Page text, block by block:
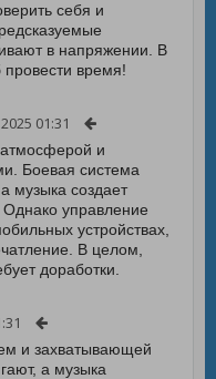
себя и
в напряжении. В
время!
01:31
атмосферой и
Боевая система
музыка создает
управление
устройствах,
В целом,
доработки.
и захватывающей
а музыка